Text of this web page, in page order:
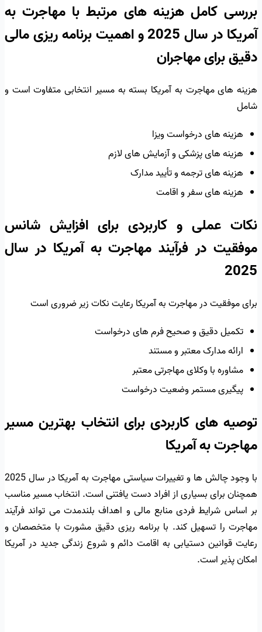
بررسی کامل هزینه های مرتبط با مهاجرت به
آمریکا در سال 2025 و اهمیت برنامه ریزی مالی
دقیق برای مهاجران
هزینه های مهاجرت به آمریکا بسته به مسیر انتخابی متفاوت است و
شامل
هزینه های درخواست ویزا
هزینه های پزشکی و آزمایش های لازم
هزینه های ترجمه و تأیید مدارک
هزینه های سفر و اقامت
نکات عملی و کاربردی برای افزایش شانس
موفقیت در فرآیند مهاجرت به آمریکا در سال
2025
برای موفقیت در مهاجرت به آمریکا رعایت نکات زیر ضروری است
تکمیل دقیق و صحیح فرم های درخواست
ارائه مدارک معتبر و مستند
مشاوره با وکلای مهاجرتی معتبر
پیگیری مستمر وضعیت درخواست
توصیه های کاربردی برای انتخاب بهترین مسیر
مهاجرت به آمریکا
با وجود چالش ها و تغییرات سیاستی مهاجرت به آمریکا در سال 2025
همچنان برای بسیاری از افراد دست یافتنی است. انتخاب مسیر مناسب
بر اساس شرایط فردی منابع مالی و اهداف بلندمدت می تواند فرآیند
مهاجرت را تسهیل کند. با برنامه ریزی دقیق مشورت با متخصصان و
رعایت قوانین دستیابی به اقامت دائم و شروع زندگی جدید در آمریکا
امکان پذیر است.